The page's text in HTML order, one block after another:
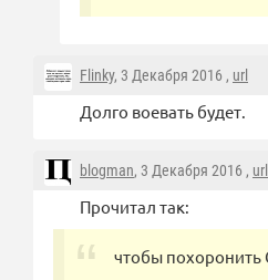
Flinky, 3 Декабря 2016 , url
Долго воевать будет.
blogman, 3 Декабря 2016 , url
Прочитал так:
чтобы похоронить